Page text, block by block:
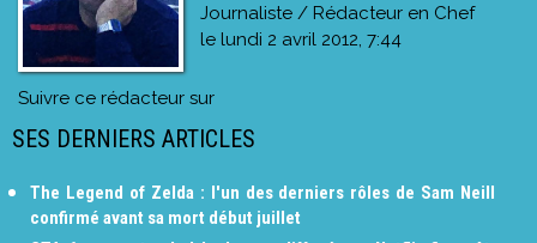
Journaliste / Rédacteur en Chef
le lundi 2 avril 2012, 7:44
Suivre ce rédacteur sur
SES DERNIERS ARTICLES
The Legend of Zelda : l'un des derniers rôles de Sam Neill
confirmé avant sa mort début juillet